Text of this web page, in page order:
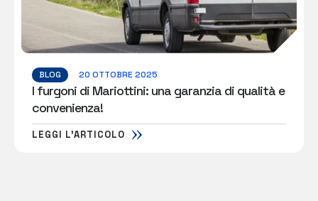
BLOG 20 OTTOBRE 2025
I furgoni di Mariottini: una garanzia di qualità e
convenienza!
LEGGI L'ARTICOLO